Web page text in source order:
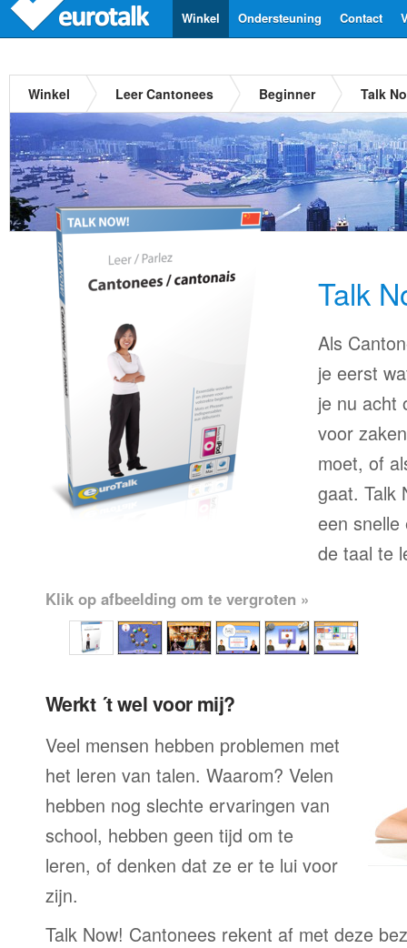
Contact
Ondersteuning
Winkel
Winkel Leer Cantonees Beginner Talk
Talk
Als
je eerst
je nu acht
voor
moet, of
gaat. Talk
een snelle
de taal te
Klik op afbeelding om te vergroten »
Werkt ´t wel voor mij?
Veel mensen hebben problemen met
het leren van talen. Waarom? Velen
hebben nog slechte ervaringen van
school, hebben geen tijd om te
leren, of denken dat ze er te lui voor
zijn.
Talk Now! Cantonees rekent af met deze